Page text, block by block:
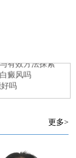
皮好
受308激光治疗？
有效方法探索
癜风吗
吗
更多>